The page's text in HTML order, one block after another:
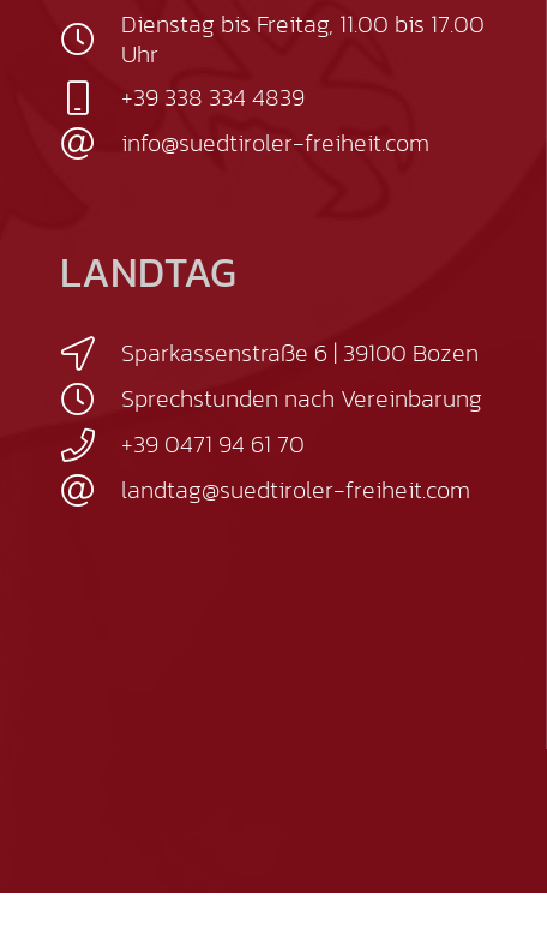
Dienstag bis Freitag, 11.00 bis 17.00
Uhr
+39 338 334 4839
info@suedtiroler-freiheit.com
LANDTAG
Sparkassenstraße 6 | 39100 Bozen
Sprechstunden nach Vereinbarung
+39 0471 94 61 70
landtag@suedtiroler-freiheit.com